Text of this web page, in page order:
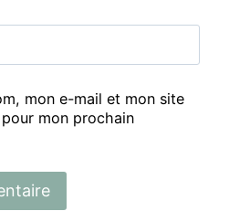
mon e-mail et mon site
mon prochain